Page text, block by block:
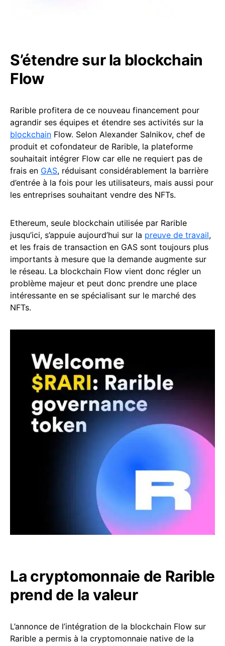
S’étendre sur la blockchain
Flow
Rarible profitera de ce nouveau financement pour
agrandir ses équipes et étendre ses activités sur la
blockchain Flow. Selon Alexander Salnikov, chef de
produit et cofondateur de Rarible, la plateforme
souhaitait intégrer Flow car elle ne requiert pas de
frais en GAS, réduisant considérablement la barrière
d’entrée à la fois pour les utilisateurs, mais aussi pour
les entreprises souhaitant vendre des NFTs.
Ethereum, seule blockchain utilisée par Rarible
jusqu’ici, s’appuie aujourd’hui sur la preuve de travail,
et les frais de transaction en GAS sont toujours plus
importants à mesure que la demande augmente sur
le réseau. La blockchain Flow vient donc régler un
problème majeur et peut donc prendre une place
intéressante en se spécialisant sur le marché des
NFTs.
La cryptomonnaie de Rarible
prend de la valeur
L’annonce de l’intégration de la blockchain Flow sur
Rarible a permis à la cryptomonnaie native de la